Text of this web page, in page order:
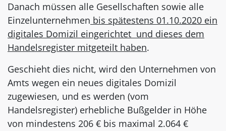
Danach müssen alle Gesellschaften sowie alle
Einzelunternehmen bis spätestens 01.10.2020 ein
digitales Domizil eingerichtet und dieses dem
Handelsregister mitgeteilt haben.
Geschieht dies nicht, wird den Unternehmen von
Amts wegen ein neues digitales Domizil
zugewiesen, und es werden (vom
Handelsregister) erhebliche Bußgelder in Höhe
von mindestens 206 € bis maximal 2.064 €